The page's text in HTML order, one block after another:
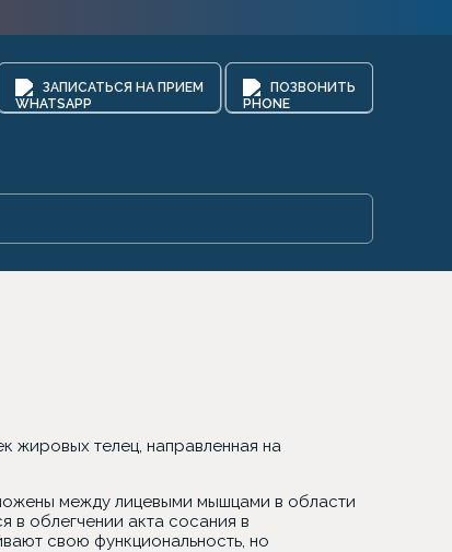
ЗАПИСАТЬСЯ НА ПРИЕМ ПОЗВОНИТЬ
жировых телец, направленная на
между лицевыми мышцами в области
в облегчении акта сосания в
свою функциональность, но